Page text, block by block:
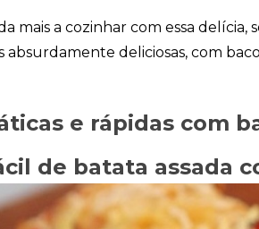
mais a cozinhar com essa delícia,
absurdamente deliciosas, com
e rápidas com
de batata assada
Para que o
nosso site
o melhor
visita. Se
recusar
algumas
do